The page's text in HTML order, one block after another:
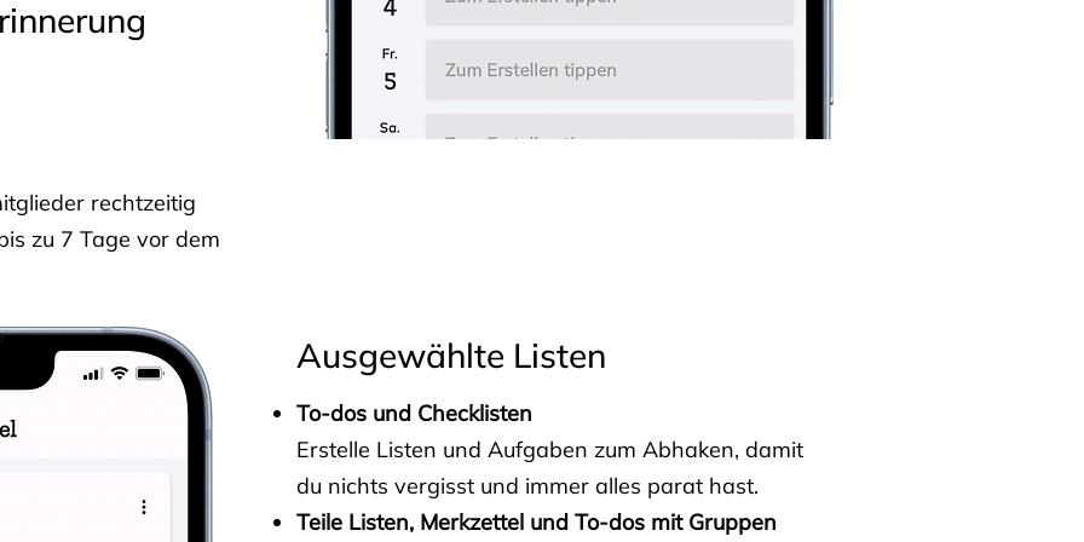
rechtzeitig
zu 7 Tage vor dem
Ausgewählte Listen
To-dos und Checklisten
Erstelle Listen und Aufgaben zum Abhaken, damit
du nichts vergisst und immer alles parat hast.
Teile Listen, Merkzettel und To-dos mit Gruppen